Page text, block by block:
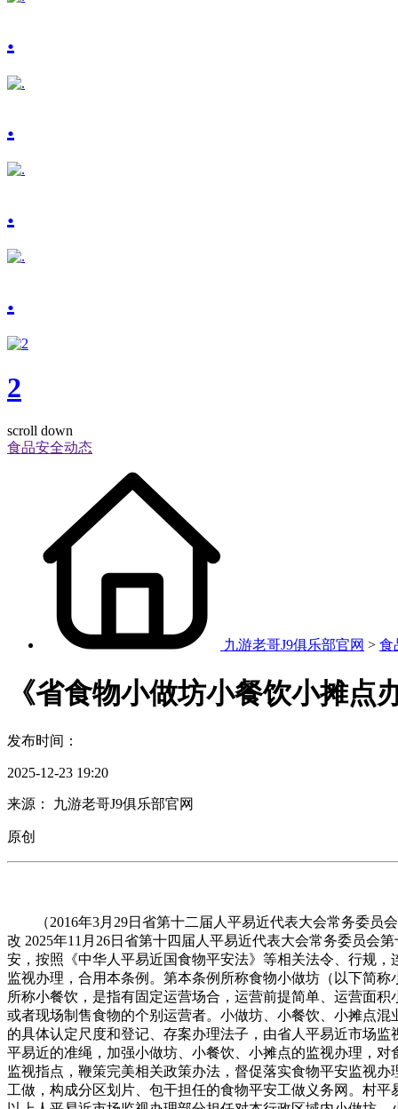
.
.
.
.
2
scroll down
食品安全动态
九游老哥J9俱乐部官网 > 食
《省食物小做坊小餐饮小摊点
发布时间：
2025-12-23 19:20
来源： 九游老哥J9俱乐部官网
原创
（2016年3月29日省第十二届人平易近代表大会常务委员会
改 2025年11月26日省第十四届人平易近代表大会常务委员会
安，按照《中华人平易近国食物平安法》等相关法令、行规
监视办理，合用本条例。第本条例所称食物小做坊（以下简
所称小餐饮，是指有固定运营场合，运营前提简单、运营面
或者现场制售食物的个别运营者。小做坊、小餐饮、小摊点
的具体认定尺度和登记、存案办理法子，由省人平易近市场
平易近的准绳，加强小做坊、小餐饮、小摊点的监视办理，
监视指点，鞭策完美相关政策办法，督促落实食物平安监视
工做，构成分区划片、包干担任的食物平安工做义务网。村